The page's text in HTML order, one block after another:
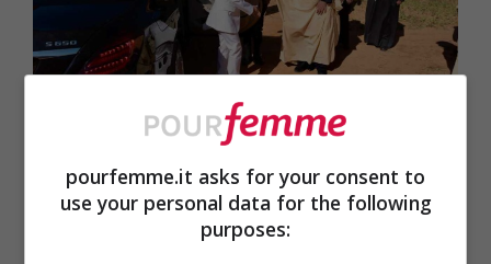
pourfemme.it
Significa un consiglio che si riunisce
pourfemme.it asks for your consent to
use your personal data for the following
purposes: